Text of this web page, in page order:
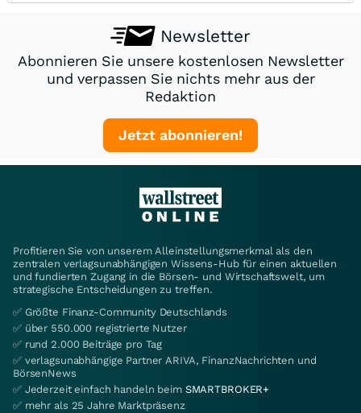
Newsletter
Abonnieren Sie unsere kostenlosen Newsletter
und verpassen Sie nichts mehr aus der
Redaktion
Jetzt abonnieren!
Profitieren Sie von unserem Alleinstellungsmerkmal als den
zentralen verlagsunabhängigen Wissens-Hub für einen aktuellen
und fundierten Zugang in die Börsen- und Wirtschaftswelt, um
strategische Entscheidungen zu treffen.
✅ Größte Finanz-Community Deutschlands
✅ über 550.000 registrierte Nutzer
✅ rund 2.000 Beiträge pro Tag
✅ verlagsunabhängige Partner ARIVA, FinanzNachrichten und
BörsenNews
✅ Jederzeit einfach handeln beim SMARTBROKER+
✅ mehr als 25 Jahre Marktpräsenz